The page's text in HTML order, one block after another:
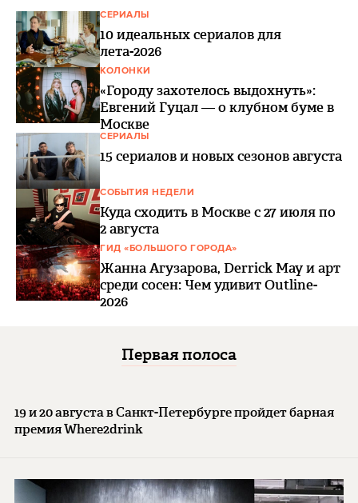
СЕРИАЛЫ
10 идеальных сериалов для
лета-2026
КОЛОНКИ
«Городу захотелось выдохнуть»:
Евгений Гуцал — о клубном буме в
Москве
СЕРИАЛЫ
15 сериалов и новых сезонов августа
СОБЫТИЯ НЕДЕЛИ
Куда сходить в Москве с 27 июля по
2 августа
ГИД «БОЛЬШОГО ГОРОДА»
Жанна Агузарова, Derrick May и арт
среди сосен: Чем удивит Outline-
2026
Первая полоса
19 и 20 августа в Санкт-Петербурге пройдет барная
премия Where2drink